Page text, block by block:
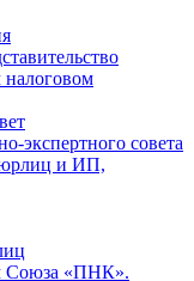
экспертного совета
юрлиц и ИП,
Союза «ПНК».